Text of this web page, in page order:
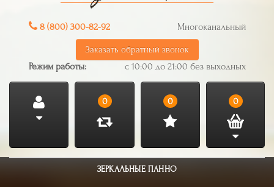
8 (800) 300-82-92 Многоканальный
Заказать обратный звонок
Режим работы: с 10:00 до 21:00 без выходных
0 0 0
ЗЕРКАЛЬНЫЕ ПАННО